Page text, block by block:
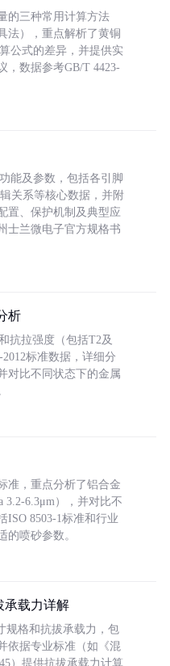
的三种常用计算方法
法），重点解析了黄铜
公式的差异，并提供实
，数据参考GB/T 4423-
能及参数，包括各引脚
关系等核心数据，并附
置、保护机制及典型应
士兰微电子官方规格书
析
抗拉强度（包括T2及
标准数据，详细分
对比不同状态下的金属
准，重点分析了铝合金
3.2-6.3μm），并对比不
ISO 8503-1标准和行业
的喷砂参数。
承载力详解
规格和抗拔承载力，包
依据专业标准（如《混
）提供抗拔承载力计算